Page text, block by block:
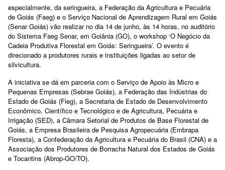
especialmente, da seringueira, a Federação da Agricultura e Pecuária
de Goiás (Faeg) e o Serviço Nacional de Aprendizagem Rural em Goiás
(Senar Goiás) vão realizar no dia 14 de junho, às 14 horas, no auditório
do Sistema Faeg Senar, em Goiânia (GO), o workshop ‘O Negócio da
Cadeia Produtiva Florestal em Goiás: Seringueira’. O evento é
direcionado a produtores rurais e instituições ligadas ao setor de
silvicultura.
A iniciativa se dá em parceria com o Serviço de Apoio às Micro e
Pequenas Empresas (Sebrae Goiás), a Federação das Indústrias do
Estado de Goiás (Fieg), a Secretaria de Estado de Desenvolvimento
Econômico, Científico e Tecnológico e de Agricultura, Pecuária e
Irrigação (SED), a Câmara Setorial de Produtos de Base Florestal de
Goiás, a Empresa Brasileira de Pesquisa Agropecuária (Embrapa
Floresta), a Confederação da Agricultura e Pecuária do Brasil (CNA) e a
Associação dos Produtores de Borracha Natural dos Estados de Goiás
e Tocantins (Abrop-GO/TO).